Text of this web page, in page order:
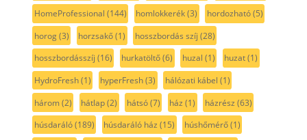
HomeProfessional (144) homlokkerék(3) hordozható(5)
horog(3) horzsakő(1) hosszbordás szíj (28)
hosszbordásszíj (16) hurkatöltő(6) huzal (1) huzat(1)
HydroFresh(1) hyperFresh(3) hálózati kábel (1)
három(2) hátlap(2) hátsó(7) ház (1) házrész (63)
húsdaráló(189) húsdaráló ház (15) húshőmérő(1)